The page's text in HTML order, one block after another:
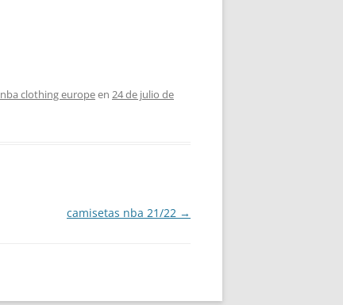
nba clothing europeen 24 de julio de
camisetas nba 21/22 →